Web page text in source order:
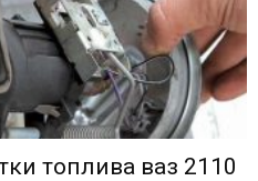
топлива ваз 2110